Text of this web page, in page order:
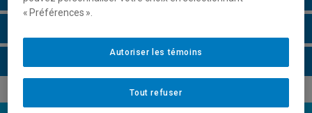
« Préférences ».
Tout refuser
Autoriser les témoins